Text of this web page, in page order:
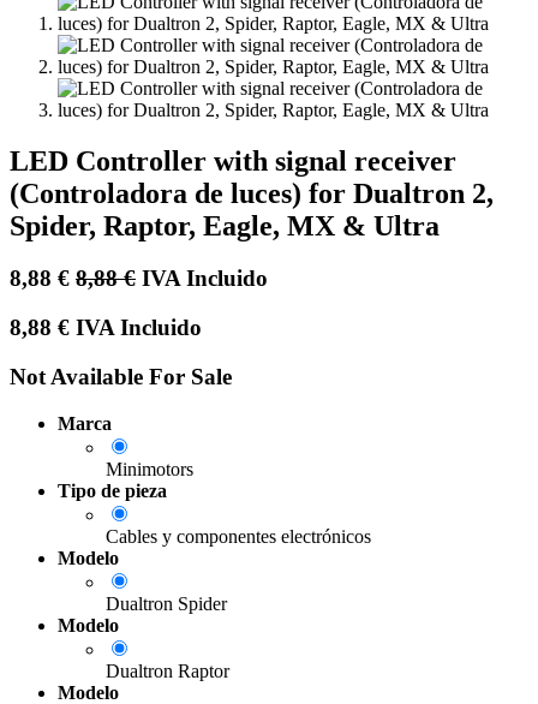
LED Controller with signal receiver
(Controladora de luces) for Dualtron 2,
Spider, Raptor, Eagle, MX & Ultra
8,88 € 8,88€ IVA Incluido
8,88 € IVA Incluido
Not Available For Sale
Marca
Minimotors
Tipo de pieza
Cables y componentes electrónicos
Modelo
Dualtron Spider
Modelo
Dualtron Raptor
Modelo